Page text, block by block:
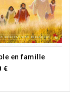
en famille
€